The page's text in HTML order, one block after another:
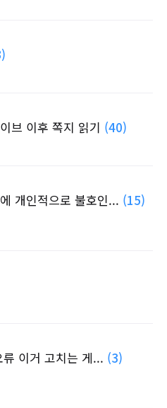
브 이후 쪽지 읽기 (40)
개인적으로 불호인... (15)
이거 고치는 게... (3)